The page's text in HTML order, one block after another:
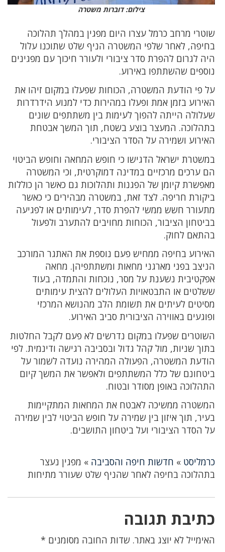
צילום: דוברות משטרה
שוטרי מרחב כרמל עצרו היום מפגין במהלך תהלוכה
בחיפה, לאחר שלפי המשטרה הניף שלט שתוכנו עלול
היה לגרום להפרת סדר ציבורי ולעורר חיכוך עם מפגינים
נוספים שהשתתפו באירוע.
על פי הודעת המשטרה, הכוחות שפעלו במקום זיהו את
האירוע בזמן אמת ופעלו במהירות כדי למנוע הידרדרות
שעלולה הייתה להפוך לעימות בין משתתפים שונים
בתהלוכה. המעצר בוצע בשטח, תוך המשך אבטחת
האירוע ושמירה על הסדר הציבורי.
במשטרת ישראל הדגישו כי חופש המחאה וחופש הביטוי
הם ערכים מרכזיים במדינה דמוקרטית, וכי המשטרה
מאפשרת קיומן של הפגנות ותהלוכות גם כאשר הן כוללות
ביקורת חריפה. לצד זאת, במשטרה מבהירים כי כאשר
מתעורר חשש ממשי להפרת סדר, לעימותים או לפגיעה
בביטחון הציבור, הכוחות מחויבים להתערב ולפעול
בהתאם לחוק.
האירוע בחיפה ממחיש פעם נוספת את האתגר המורכב
הניצב בפני מארגני מחאות ומשתתפיהן. מחאה
אפקטיבית נשענת על מסר, נוכחות והתמדה, בעוד
ששלטים או התבטאויות העלולים להצית עימותים
מסיטים לעיתים את תשומת הלב מהנושא המרכזי
ופוגעים באווירה הציבורית סביב האירוע.
השוטרים שפעלו במקום נדרשים לא פעם לקבל החלטות
בתוך שניות, מול קהל גדול ובסביבה רגישה ודינמית. לפי
הודעת המשטרה, הפעולה המהירה נועדה לשמור על
ביטחונם של כלל המשתתפים ולאפשר את המשך קיום
התהלוכה באופן מסודר ובטוח.
המשטרה ממשיכה לאבטח את המחאות המתקיימות
בעיר, תוך איזון בין שמירה על חופש הביטוי לבין שמירה
על הסדר הציבורי ועל ביטחון התושבים.
כרמליסט » חדשות חיפה והסביבה » מפגין נעצר
בתהלוכה בחיפה לאחר שהניף שלט שעורר מתיחות
כתיבת תגובה
האימייל לא יוצג באתר. שדות החובה מסומנים *